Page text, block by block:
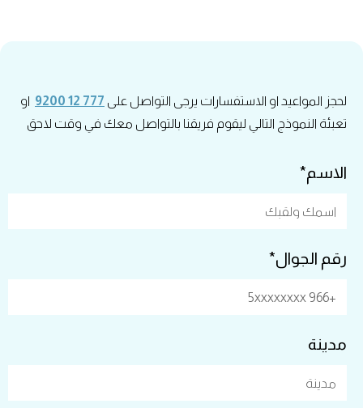
لحجز المواعيد او الاستفسارات يرجى التواصل على 777 12 9200
او
تعبئة النموذج التالي ليقوم فريقنا بالتواصل معك في وقت لاحق
الاسم*
رقم الجوال*
مدينة